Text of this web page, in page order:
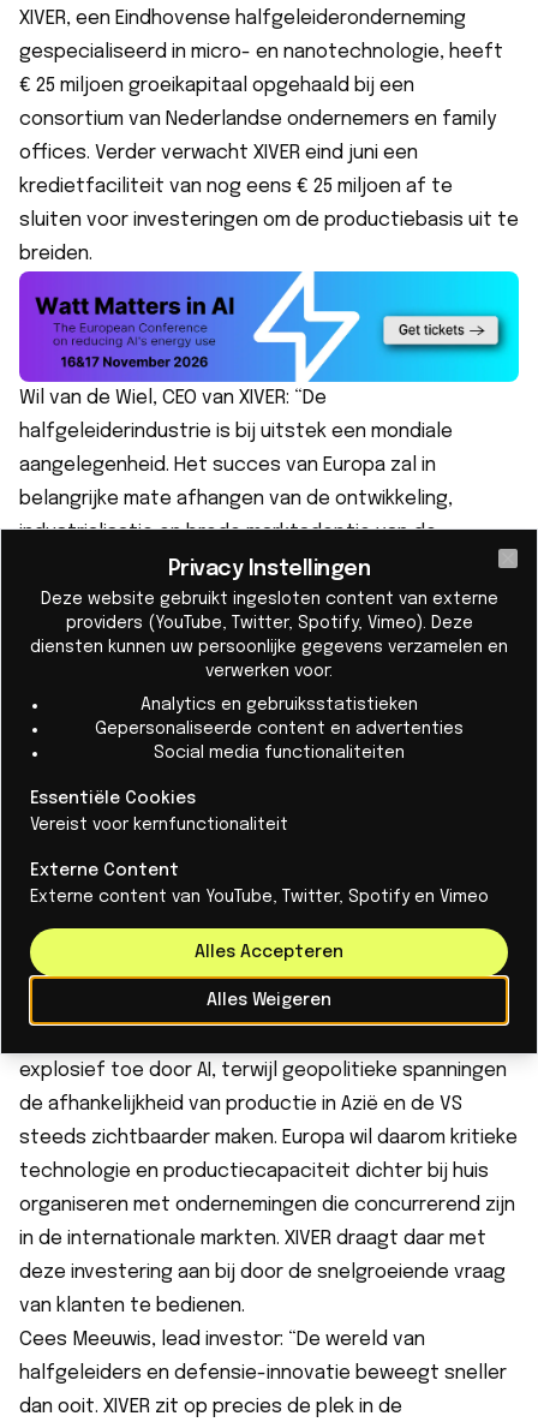
XIVER, een Eindhovense halfgeleideronderneming
gespecialiseerd in micro- en nanotechnologie, heeft
€ 25 miljoen groeikapitaal opgehaald bij een
consortium van Nederlandse ondernemers en family
offices. Verder verwacht XIVER eind juni een
kredietfaciliteit van nog eens € 25 miljoen af te
sluiten voor investeringen om de productiebasis uit te
breiden.
Wil van de Wiel, CEO van XIVER: “De
halfgeleiderindustrie is bij uitstek een mondiale
aangelegenheid. Het succes van Europa zal in
belangrijke mate afhangen van de ontwikkeling,
industrialisatie en brede marktadoptie van de
nieuwste technologieën door toonaangevende
spelers binnen de halfgeleiderindustrie."
Met deze investering versnelt XIVER de uitbreiding van
zijn productiecapaciteit voor geavanceerde
halfgeleider- en fotonicatoepassingen,
technologieën die essentieel zijn voor AI-
technologie en defensiesystemen. Tot de klanten van
XIVER behoren internationale marktleiders in onder
meer infraroodtechnologie. Daarmee is XIVER een van
de weinige Europese bedrijven die geavanceerde
micro- en nanosystemen niet alleen ontwikkelen, maar
ook opschalen naar industriële productie.
Snelgroeiende vraag
explosief toe door AI, terwijl geopolitieke spanningen
de afhankelijkheid van productie in Azië en de VS
steeds zichtbaarder maken. Europa wil daarom kritieke
technologie en productiecapaciteit dichter bij huis
organiseren met ondernemingen die concurrerend zijn
in de internationale markten. XIVER draagt daar met
deze investering aan bij door de snelgroeiende vraag
van klanten te bedienen.
Cees Meeuwis, lead investor: “De wereld van
halfgeleiders en defensie-innovatie beweegt sneller
dan ooit. XIVER zit op precies de plek in de
Privacy Instellingen
Deze website gebruikt ingesloten content van externe
providers (YouTube, Twitter, Spotify, Vimeo). Deze
diensten kunnen uw persoonlijke gegevens verzamelen en
verwerken voor:
Analytics en gebruiksstatistieken
Gepersonaliseerde content en advertenties
Social media functionaliteiten
Essentiële Cookies
Vereist voor kernfunctionaliteit
Externe Content
Externe content van YouTube, Twitter, Spotify en Vimeo
Alles Weigeren
Alles Accepteren